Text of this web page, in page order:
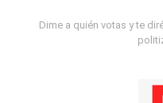
Dime a quién votas y te